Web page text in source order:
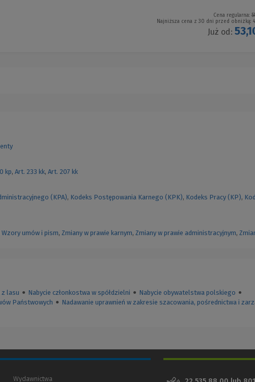
Cena regularna:
Najniższa cena z 30 dni przed obniżką:
Już od:
kp, Art. 233 kk, Art. 207 kk
(KPA), Kodeks Postępowania Karnego (KPK), Kodeks Pracy (KP),
Wzory umów i pism, Zmiany w prawie karnym, Zmiany w prawie administracyjnym,
z lasu ● Nabycie członkostwa w spółdzielni ● Nabycie obywatelstwa polskiego ●
Państwowych ● Nadawanie uprawnień w zakresie szacowania, pośrednictwa i
Wydawnictwa